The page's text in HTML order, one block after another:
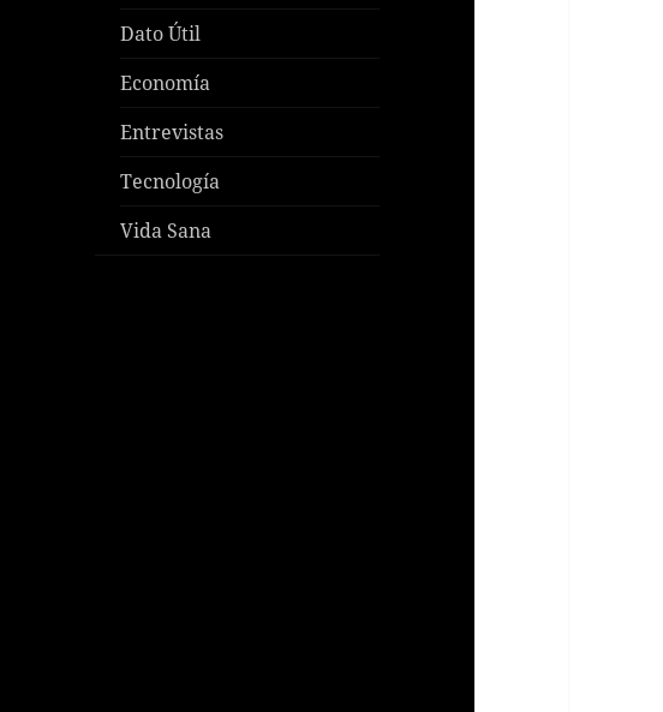
Dato Útil
Economía
Entrevistas
Tecnología
Vida Sana